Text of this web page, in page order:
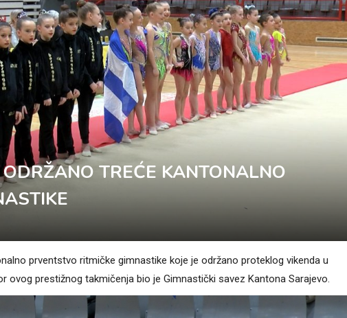
TREĆE KANTONALNO
prventstvo ritmičke gimnastike koje je održano proteklog vikenda u
ovog prestižnog takmičenja bio je Gimnastički savez Kantona Sarajevo.